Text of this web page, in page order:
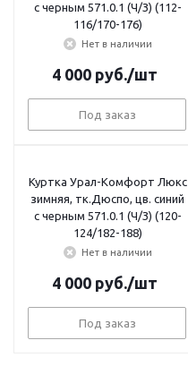
с черным 571.0.1 (Ч/З) (112-
116/170-176)
Нет в наличии
4 000руб./шт
Под заказ
Куртка Урал-Комфорт Люкс
зимняя, тк.Дюспо, цв. синий
с черным 571.0.1 (Ч/З) (120-
124/182-188)
Нет в наличии
4 000руб./шт
Под заказ